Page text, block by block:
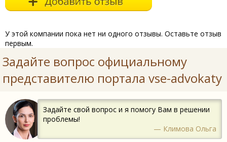
У этой компании пока нет ни одного отзывы. Оставьте отзыв
первым.
Задайте вопрос официальному
представителю портала vse-advokaty
Задайте свой вопрос и я помогу Вам в решении
проблемы!
— Климова Ольга